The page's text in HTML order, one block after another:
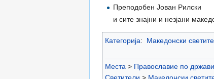
Преподобен Јован Рилски
и сите знајни и незјани
Категорија: Македонски
Места > Православие по држави